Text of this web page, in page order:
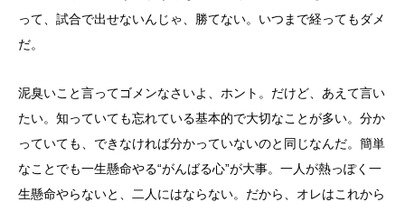
って、試合で出せないんじゃ、勝てない。いつまで経ってもダメ
だ。
泥臭いこと言ってゴメンなさいよ、ホント。だけど、あえて言い
たい。知っていても忘れている基本的で大切なことが多い。分か
っていても、できなければ分かっていないのと同じなんだ。簡単
なことでも一生懸命やる“がんばる心”が大事。一人が熱っぽく一
生懸命やらないと、二人にはならない。だから、オレはこれから